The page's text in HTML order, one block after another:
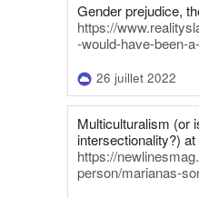
Gender prejudice,
https://
-would-have-been-
26 juillet 2022
Multiculturalism (or
intersectionality?) at
https://
person/marianas-